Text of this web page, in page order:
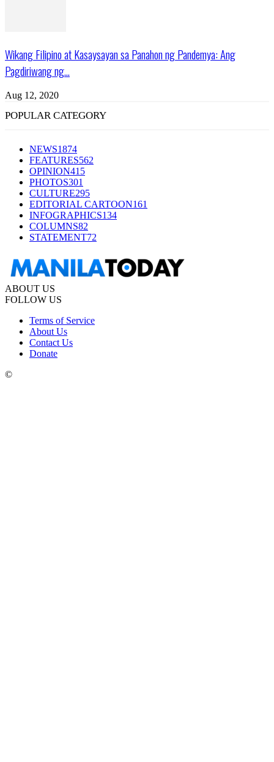
Wikang Filipino at Kasaysayan sa Panahon ng Pandemya: Ang
Pagdiriwang ng...
Aug 12, 2020
POPULAR CATEGORY
NEWS1874
FEATURES562
OPINION415
PHOTOS301
CULTURE295
EDITORIAL CARTOON161
INFOGRAPHICS134
COLUMNS82
STATEMENT72
ABOUT US
FOLLOW US
Terms of Service
About Us
Contact Us
Donate
©